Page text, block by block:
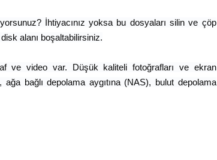
İhtiyacınız yoksa bu dosyaları silin ve çöp
alanı boşaltabilirsiniz.
ve video var. Düşük kaliteli fotoğrafları ve ekran
bağlı depolama aygıtına (NAS), bulut depolama